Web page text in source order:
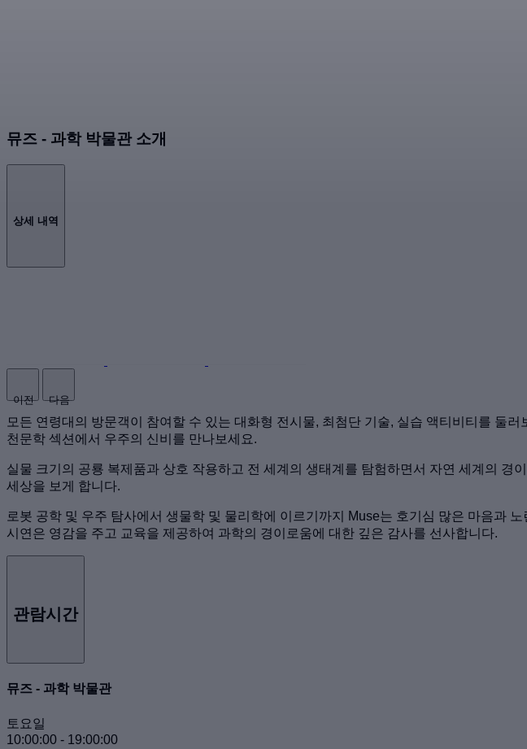
뮤즈 - 과학 박물관 소개
상세 내역
이전 다음
모든 연령대의 방문객이 참여할 수 있는 대화형 전시물, 최첨단 기술, 실습 액티비티를 둘
천문학 섹션에서 우주의 신비를 만나보세요.
실물 크기의 공룡 복제품과 상호 작용하고 전 세계의 생태계를 탐험하면서 자연 세계의
세상을 보게 합니다.
로봇 공학 및 우주 탐사에서 생물학 및 물리학에 이르기까지 Muse는 호기심 많은 마음과
시연은 영감을 주고 교육을 제공하여 과학의 경이로움에 대한 깊은 감사를 선사합니다.
관람시간
뮤즈 - 과학 박물관
토요일
10:00:00 - 19:00:00